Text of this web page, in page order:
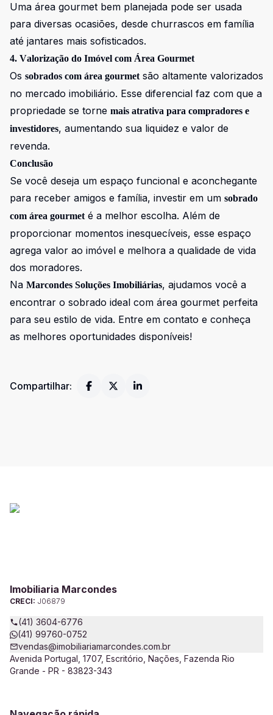
Uma área gourmet bem planejada pode ser usada
para diversas ocasiões, desde churrascos em família
até jantares mais sofisticados.
4. Valorização do Imóvel com Área Gourmet
Os sobrados com área gourmetsão altamente valorizados
no mercado imobiliário. Esse diferencial faz com que a
propriedade se torne mais atrativa para compradores e
investidores, aumentando sua liquidez e valor de
revenda.
Conclusão
Se você deseja um espaço funcional e aconchegante
para receber amigos e família, investir em um sobrado
com área gourmeté a melhor escolha. Além de
proporcionar momentos inesquecíveis, esse espaço
agrega valor ao imóvel e melhora a qualidade de vida
dos moradores.
Na Marcondes Soluções Imobiliárias, ajudamos você a
encontrar o sobrado ideal com área gourmet perfeita
para seu estilo de vida. Entre em contato e conheça
as melhores oportunidades disponíveis!
Compartilhar:
Imobiliaria Marcondes
CRECI: J06879
(41) 3604-6776
(41) 99760-0752
vendas@imobiliariamarcondes.com.br
Avenida Portugal, 1707, Escritório, Nações, Fazenda Rio
Grande - PR - 83823-343